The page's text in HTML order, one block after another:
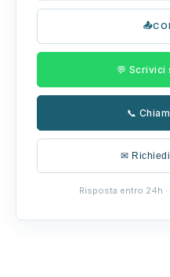
📤
💬 Scrivici
📞
✉
Risposta entro 24h